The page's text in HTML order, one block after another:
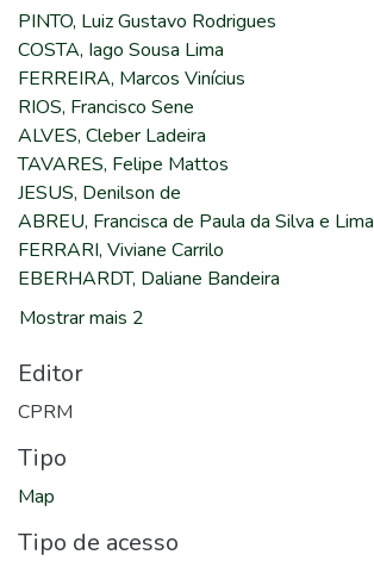
PINTO, Luiz Gustavo Rodrigues
COSTA, Iago Sousa Lima
FERREIRA, Marcos Vinícius
RIOS, Francisco Sene
ALVES, Cleber Ladeira
TAVARES, Felipe Mattos
JESUS, Denilson de
ABREU, Francisca de Paula da Silva e Lima
FERRARI, Viviane Carrilo
EBERHARDT, Daliane Bandeira
Mostrar mais 2
Editor
CPRM
Tipo
Map
Tipo de acesso